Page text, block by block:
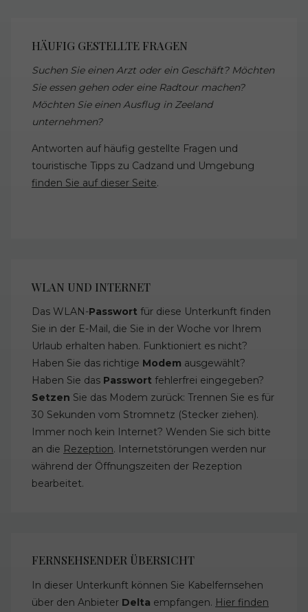
HÄUFIG GESTELLTE FRAGEN
Suchen Sie einen Arzt oder ein Geschäft? Möchten
Sie essen gehen oder eine Radtour machen?
Möchten Sie einen Ausflug in Zeeland
unternehmen?
Antworten auf häufig gestellte Fragen und
touristische Tipps zu Cadzand und Umgebung
finden Sie auf dieser Seite.
WLAN UND INTERNET
Das WLAN-Passwort für diese Unterkunft finden
Sie in der E-Mail, die Sie in der Woche vor Ihrem
Urlaub erhalten haben. Funktioniert es nicht?
Haben Sie das richtige Modem ausgewählt?
Haben Sie das Passwort fehlerfrei eingegeben?
Setzen Sie das Modem zurück: Trennen Sie es für
30 Sekunden vom Stromnetz (Stecker ziehen).
Immer noch kein Internet? Wenden Sie sich bitte
an die Rezeption. Internetstörungen werden nur
während der Öffnungszeiten der Rezeption
bearbeitet.
FERNSEHSENDER ÜBERSICHT
In dieser Unterkunft können Sie Kabelfernsehen
über den Anbieter Delta empfangen. Hier finden